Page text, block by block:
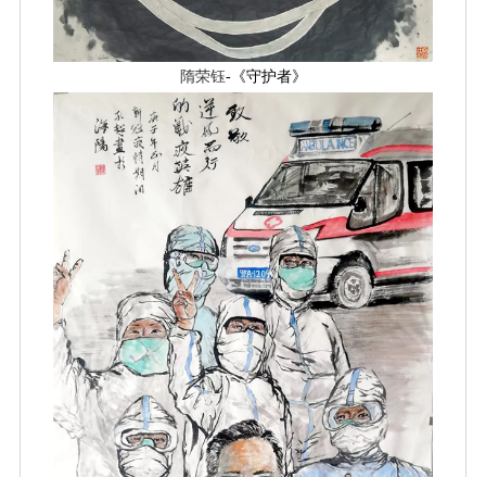
隋荣钰-《守护者》